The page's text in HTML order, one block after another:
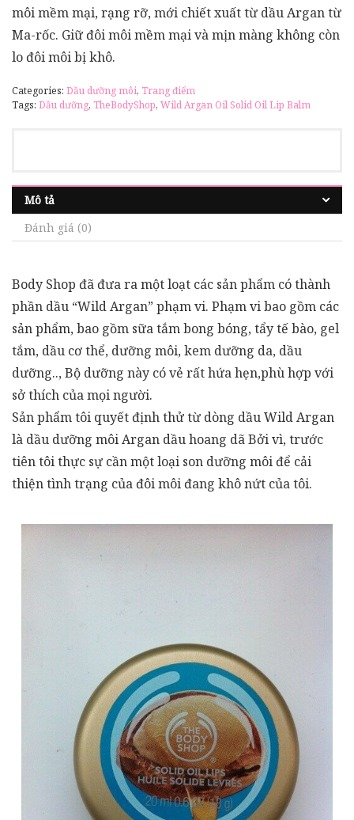
môi mềm mại, rạng rỡ, mới chiết xuất từ dầu Argan từ
Ma-rốc. Giữ đôi môi mềm mại và mịn màng không còn
lo đôi môi bị khô.
Categories: Dầu dưỡng môi, Trang điểm
Tags: Dầu dưỡng, TheBodyShop, Wild Argan Oil Solid Oil Lip Balm
Mô tả
Đánh giá (0)
Body Shop đã đưa ra một loạt các sản phẩm có thành
phần dầu “Wild Argan” phạm vi. Phạm vi bao gồm các
sản phẩm, bao gồm sữa tắm bong bóng, tẩy tế bào, gel
tắm, dầu cơ thể, dưỡng môi, kem dưỡng da, dầu
dưỡng.., Bộ dưỡng này có vẻ rất hứa hẹn,phù hợp với
sở thích của mọi người.
Sản phẩm tôi quyết định thử từ dòng dầu Wild Argan
là dầu dưỡng môi Argan dầu hoang dã Bởi vì, trước
tiên tôi thực sự cần một loại son dưỡng môi để cải
thiện tình trạng của đôi môi đang khô nứt của tôi.